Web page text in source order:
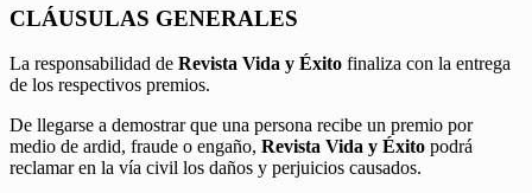
CLÁUSULAS GENERALES
La responsabilidad de Revista Vida y Éxito finaliza con la entrega
de los respectivos premios.
De llegarse a demostrar que una persona recibe un premio por
medio de ardid, fraude o engaño, Revista Vida y Éxito podrá
reclamar en la vía civil los daños y perjuicios causados.